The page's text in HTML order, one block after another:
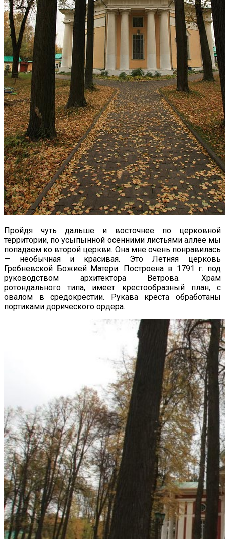
Пройдя чуть дальше и восточнее по церковной
территории, по усыпынной осенними листьями аллее мы
попадаем ко второй церкви. Она мне очень понравилась
— необычная и красивая. Это Летняя церковь
Гребневской Божией Матери. Построена в 1791 г. под
руководством архитектора Ветрова. Храм
ротондального типа, имеет крестообразный план, с
овалом в средокрестии. Рукава креста обработаны
портиками дорического ордера.